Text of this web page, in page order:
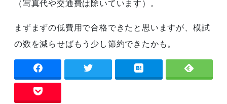
（写真代や交通費は除いています）。
まずまずの低費用で合格できたと思いますが、模試
の数を減らせばもう少し節約できたかも。